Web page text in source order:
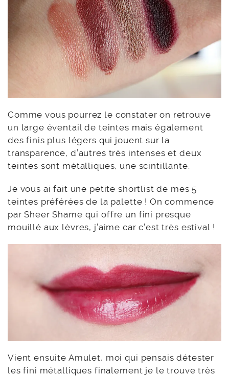
Comme vous pourrez le constater on retrouve
un large éventail de teintes mais également
des finis plus légers qui jouent sur la
transparence, d’autres très intenses et deux
teintes sont métalliques, une scintillante.
Je vous ai fait une petite shortlist de mes 5
teintes préférées de la palette ! On commence
par Sheer Shame qui offre un fini presque
mouillé aux lèvres, j’aime car c’est très estival !
Vient ensuite Amulet, moi qui pensais détester
les fini métalliques finalement je le trouve très